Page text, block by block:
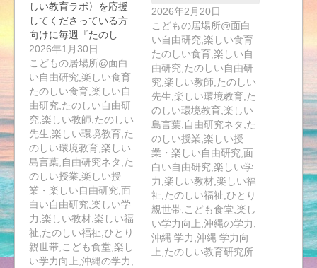
しい教育ラボ〉を応援
してくださっている方
向けに毎週『たのし
い…
2026年1月30日
こどもの居場所@面白
い自由研究,楽しい食育
たのしい食育,楽しい自
由研究,たのしい自由研
究,楽しい教師,たのしい
先生,楽しい環境教育,た
のしい環境教育,楽しい
島言葉,自由研究ネタ,た
のしい授業,楽しい授
業・楽しい自由研究,面
白い自由研究,楽しい学
力,楽しい教材,楽しい福
祉,たのしい福祉,ひとり
親世帯,こども食堂,楽し
い学力向上,沖縄の学力,
2026年2月20日
こどもの居場所@面白
い自由研究,楽しい食育
たのしい食育,楽しい自
由研究,たのしい自由研
究,楽しい教師,たのしい
先生,楽しい環境教育,た
のしい環境教育,楽しい
島言葉,自由研究ネタ,た
のしい授業,楽しい授
業・楽しい自由研究,面
白い自由研究,楽しい学
力,楽しい教材,楽しい福
祉,たのしい福祉,ひとり
親世帯,こども食堂,楽し
い学力向上,沖縄の学力,
沖縄 学力,沖縄 学力向
上,たのしい教育研究所